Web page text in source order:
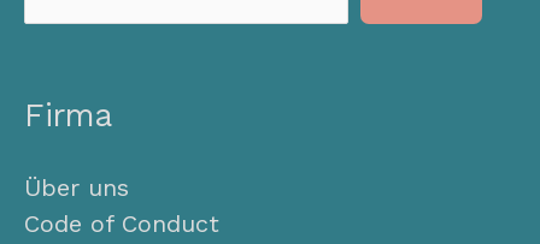
Firma
Über uns
Code of Conduct